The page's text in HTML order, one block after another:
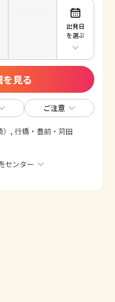
出発日
を選ぶ
見る
ご注意
, 行橋・豊前・苅田
センター